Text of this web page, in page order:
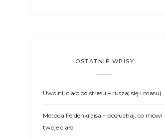
OSTATNIE WPISY
Uwolnij ciało od stresu – ruszaj się i masuj
Metoda Feldenkraisa – posłuchaj, co mówi
twoje ciało